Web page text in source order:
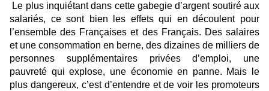
Le plus inquiétant dans cette gabegie d’argent soutiré aux
salariés, ce sont bien les effets qui en découlent pour
l’ensemble des Françaises et des Français. Des salaires
et une consommation en berne, des dizaines de milliers de
personnes supplémentaires privées d’emploi, une
pauvreté qui explose, une économie en panne. Mais le
plus dangereux, c’est d’entendre et de voir les promoteurs